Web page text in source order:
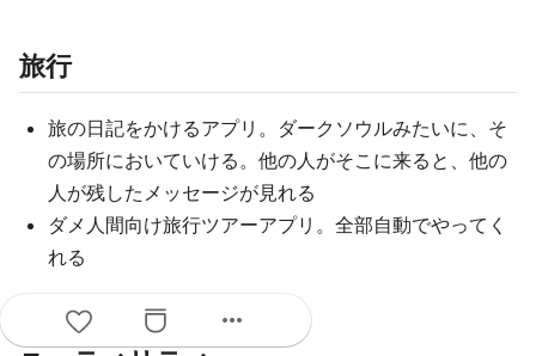
旅行
旅の日記をかけるアプリ。ダークソウルみたいに、そ
の場所においていける。他の人がそこに来ると、他の
人が残したメッセージが見れる
ダメ人間向け旅行ツアーアプリ。全部自動でやってく
れる
more_horiz